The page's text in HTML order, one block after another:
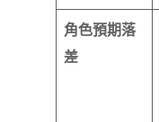
角色預期落
差